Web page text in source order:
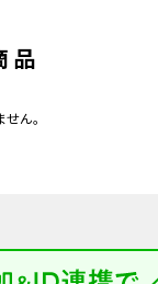
品
ん。